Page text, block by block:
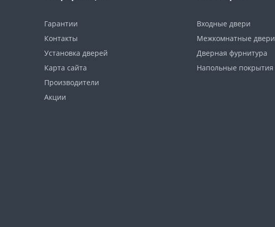
Kronotex
Red Click
Вековой Дуб
Гарантии
Контакты
Установка дверей
Карта сайта
Производители
Акции
Входные двери
Межкомнатные двери
Дверная фурнитура
Напольные покрытия